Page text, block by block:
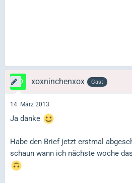
xoxninchenxox Gast
14. März 2013
Ja danke
Habe den Brief jetzt erstmal
schaun wann ich nächste woche